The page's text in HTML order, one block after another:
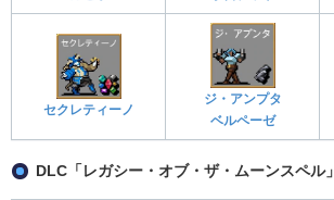
セクレティーノ
ジ・アンプタ
ベルペーゼ
DLC「レガシー・オブ・ザ・ムーンスペル」